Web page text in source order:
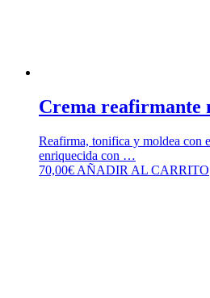
Crema reafirmante
Reafirma, tonifica y moldea con
enriquecida con …
70,00€ AÑADIR AL CARRITO